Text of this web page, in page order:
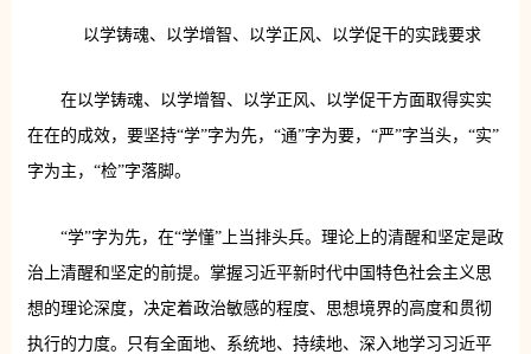
以学铸魂、以学增智、以学正风、以学促干的实践要求
在以学铸魂、以学增智、以学正风、以学促干方面取得实实
在在的成效，要坚持“学”字为先，“通”字为要，“严”字当头，“实”
字为主，“检”字落脚。
“学”字为先，在“学懂”上当排头兵。理论上的清醒和坚定是政
治上清醒和坚定的前提。掌握习近平新时代中国特色社会主义思
想的理论深度，决定着政治敏感的程度、思想境界的高度和贯彻
执行的力度。只有全面地、系统地、持续地、深入地学习习近平